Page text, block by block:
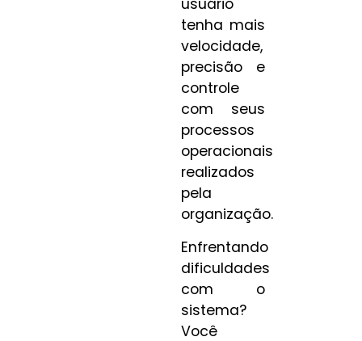
usuário
tenha mais
velocidade,
precisão e
controle
com seus
processos
operacionais
realizados
pela
organização.
Enfrentando
dificuldades
com o
sistema?
Você